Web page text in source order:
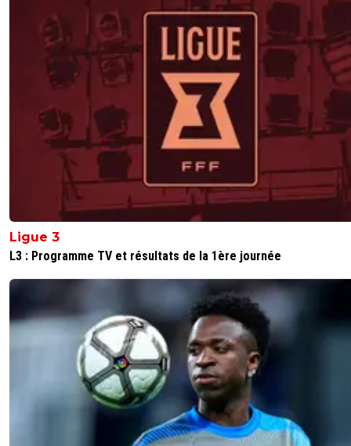
Ligue 3
L3 : Programme TV et résultats de la 1ère journée